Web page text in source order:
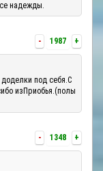
надежды.
- 1987 +
доделки под себя.С
изПриобья.(полы
- 1348 +